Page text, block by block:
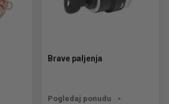
Brave paljenja
Pogledaj ponudu